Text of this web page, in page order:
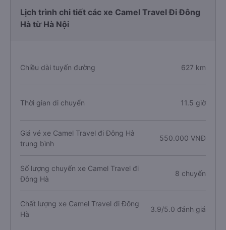
Lịch trình chi tiết các xe Camel Travel Đi Đông
Hà từ Hà Nội
Chiều dài tuyến đường 627 km
Thời gian di chuyển 11.5 giờ
Giá vé xe Camel Travel đi Đông Hà
trung bình
550.000 VNĐ
Số lượng chuyến xe Camel Travel đi
Đông Hà
8 chuyến
Chất lượng xe Camel Travel đi Đông
Hà
3.9/5.0 đánh giá